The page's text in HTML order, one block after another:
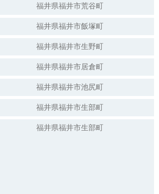
福井県福井市荒谷町
福井県福井市飯塚町
福井県福井市生野町
福井県福井市居倉町
福井県福井市池尻町
福井県福井市生部町
福井県福井市生部町